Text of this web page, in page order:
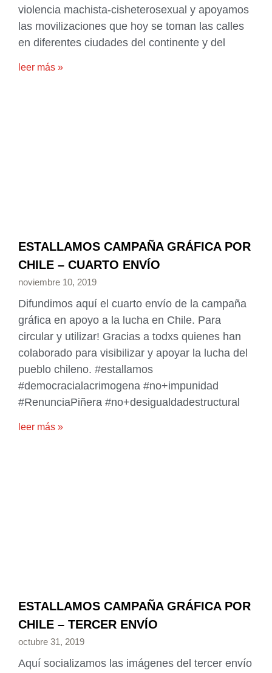
violencia machista-cisheterosexual y apoyamos
las movilizaciones que hoy se toman las calles
en diferentes ciudades del continente y del
leer más »
ESTALLAMOS CAMPAÑA GRÁFICA POR
CHILE – CUARTO ENVÍO
noviembre 10, 2019
Difundimos aquí el cuarto envío de la campaña
gráfica en apoyo a la lucha en Chile. Para
circular y utilizar! Gracias a todxs quienes han
colaborado para visibilizar y apoyar la lucha del
pueblo chileno. #estallamos
#democracialacrimogena #no+impunidad
#RenunciaPiñera #no+desigualdadestructural
leer más »
ESTALLAMOS CAMPAÑA GRÁFICA POR
CHILE – TERCER ENVÍO
octubre 31, 2019
Aquí socializamos las imágenes del tercer envío